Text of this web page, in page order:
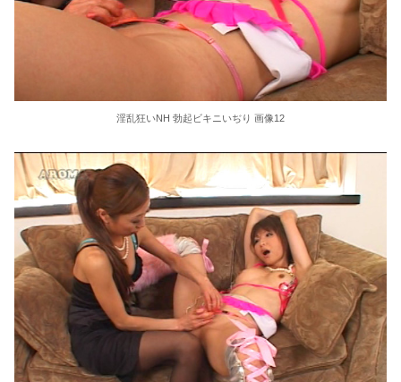
淫乱狂いNH 勃起ビキニいぢり 画像12